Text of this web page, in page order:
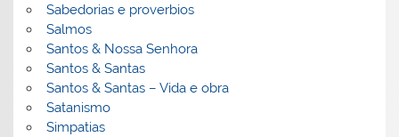
Sabedorias e proverbios
Salmos
Santos & Nossa Senhora
Santos & Santas
Santos & Santas – Vida e obra
Satanismo
Simpatias